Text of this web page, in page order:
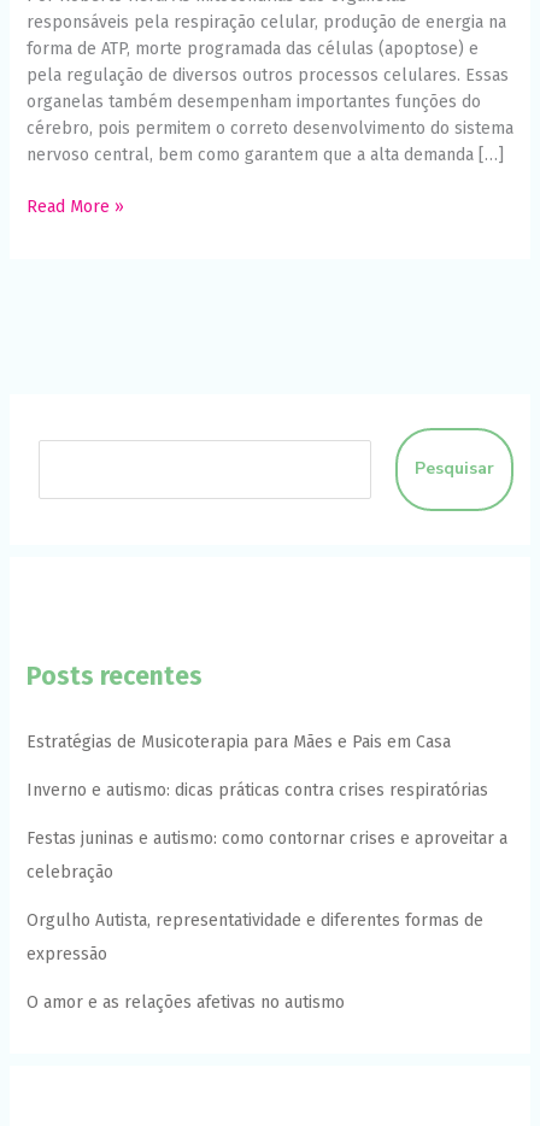
responsáveis pela respiração celular, produção de energia na
forma de ATP, morte programada das células (apoptose) e
pela regulação de diversos outros processos celulares. Essas
organelas também desempenham importantes funções do
cérebro, pois permitem o correto desenvolvimento do sistema
nervoso central, bem como garantem que a alta demanda […]
Read More »
Pesquisar
Posts recentes
Estratégias de Musicoterapia para Mães e Pais em Casa
Inverno e autismo: dicas práticas contra crises respiratórias
Festas juninas e autismo: como contornar crises e aproveitar a
celebração
Orgulho Autista, representatividade e diferentes formas de
expressão
O amor e as relações afetivas no autismo
funcione o
melhor
possível
durante a sua
visita. Se você
recusar esses
cookies,
algumas
aumenta a
chance de ver
ofertas